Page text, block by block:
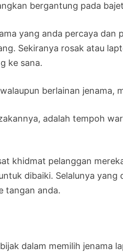
bergantung pada
yang anda percaya
Sekiranya rosak atau
ke sana.
berlainan jenama,
adalah tempoh
khidmat pelanggan
dibaiki. Selalunya
tangan anda.
dalam memilih jenama